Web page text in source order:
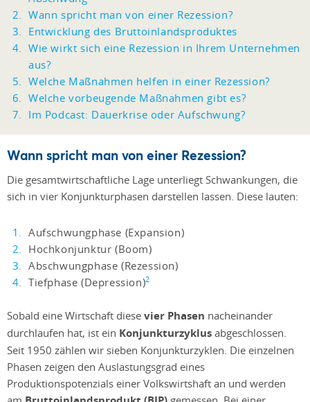
Wann spricht man von einer Rezession?
Entwicklung des Bruttoinlandsproduktes
Wie wirkt sich eine Rezession in Ihrem Unternehmen
aus?
Welche Maßnahmen helfen in einer Rezession?
Welche vorbeugende Maßnahmen gibt es?
Im Podcast: Dauerkrise oder Aufschwung?
Wann spricht man von einer Rezession?
Die gesamtwirtschaftliche Lage unterliegt Schwankungen, die
sich in vier Konjunkturphasen darstellen lassen. Diese lauten:
Aufschwungphase (Expansion)
Hochkonjunktur (Boom)
Abschwungphase (Rezession)
Tiefphase (Depression)2
Sobald eine Wirtschaft diese vier Phasen nacheinander
durchlaufen hat, ist ein Konjunkturzyklus abgeschlossen.
Seit 1950 zählen wir sieben Konjunkturzyklen. Die einzelnen
Phasen zeigen den Auslastungsgrad eines
Produktionspotenzials einer Volkswirtshaft an und werden